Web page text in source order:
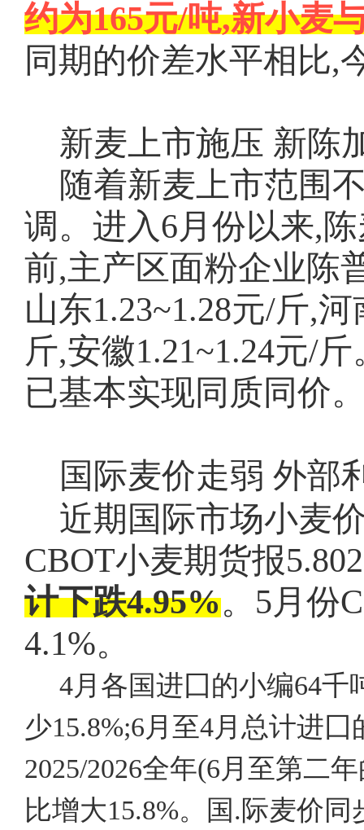
约为165元/吨,新小麦
同期的价差水平相比,
新麦上市施压 新陈
随着新麦上市范围
调。进入6月份以来,
前,主产区面粉企业陈
山东1.23~1.28元/斤,
斤,安徽1.21~1.24元/
已基本实现同质同价
国际麦价走弱 外部
近期国际市场小麦
CBOT小麦期货报
计下跌4.95%。 5月份
4.1%。
4月各国进囗的小编64千
少15.8%;6月至4月总计进
2025/2026全年(6月至第二
比增大15.8%。国.际麦价